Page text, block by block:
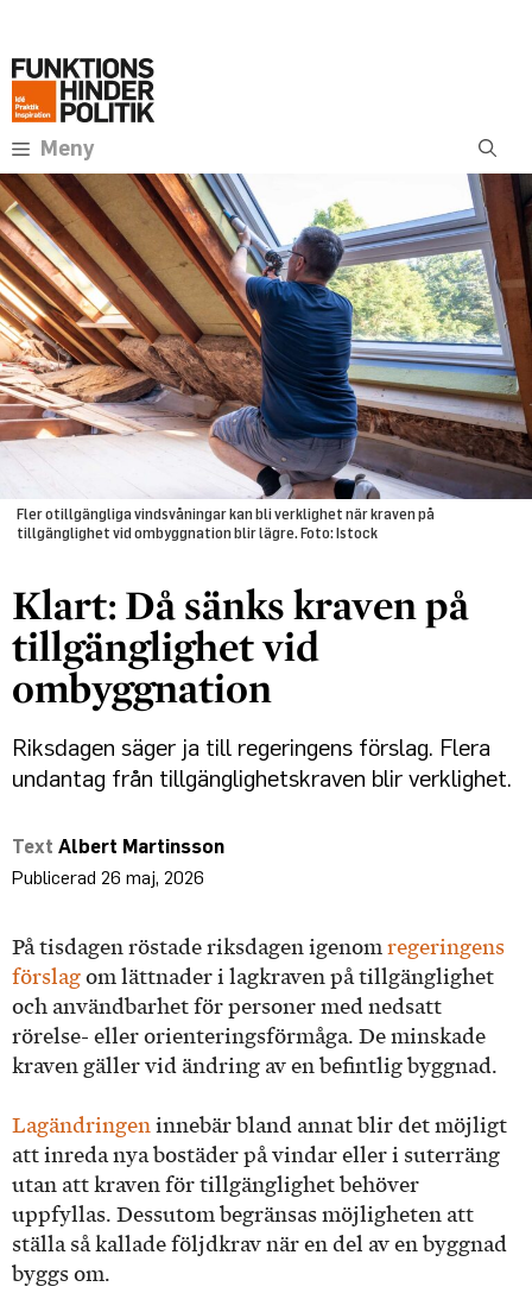
innehåll
Meny
Fler otillgängliga vindsvåningar kan bli verklighet när kraven på
tillgänglighet vid ombyggnation blir lägre. Foto: Istock
Klart: Då sänks kraven på
tillgänglighet vid
ombyggnation
Riksdagen säger ja till regeringens förslag. Flera
undantag från tillgänglighetskraven blir verklighet.
Albert Martinsson
26 maj, 2026
På tisdagen röstade riksdagen igenom regeringens
förslag om lättnader i lagkraven på tillgänglighet
och användbarhet för personer med nedsatt
rörelse- eller orienteringsförmåga. De minskade
kraven gäller vid ändring av en befintlig byggnad.
Lagändringen innebär bland annat blir det möjligt
att inreda nya bostäder på vindar eller i suterräng
utan att kraven för tillgänglighet behöver
uppfyllas. Dessutom begränsas möjligheten att
ställa så kallade följdkrav när en del av en byggnad
byggs om.